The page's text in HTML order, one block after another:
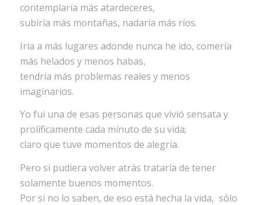
contemplaría más atardeceres,
subiría más montañas, nadaría más ríos.
Iría a más lugares adonde nunca he ido, comería
más helados y menos habas,
tendría más problemas reales y menos
imaginarios.
Yo fui una de esas personas que vivió sensata y
prolíficamente cada minuto de su vida;
claro que tuve momentos de alegría.
Pero si pudiera volver atrás trataría de tener
solamente buenos momentos.
Por si no lo saben, de eso está hecha la vida, sólo